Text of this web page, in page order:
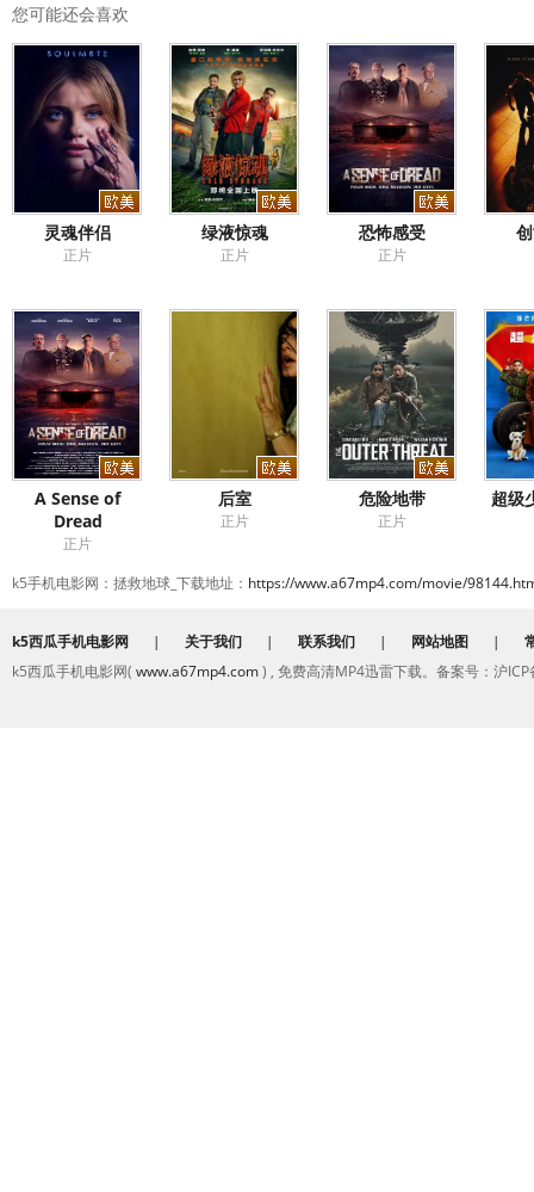
您可能还会喜欢
灵魂伴侣
正片
绿液惊魂
正片
恐怖感受
正片
A Sense of
Dread
正片
后室
正片
危险地带
正片
超级
k5手机电影网：拯救地球_下载地址： https://www.a67mp4.com/movie/
k5西瓜手机电影网 | 关于我们 | 联系我们 | 网站地图 |
k5西瓜手机电影网( www.a67mp4.com) , 免费高清MP4迅雷下载。备案号：沪